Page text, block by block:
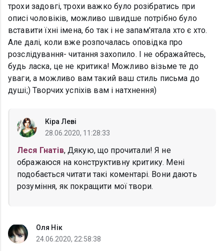
трохи задовгі, трохи важко було розібратись при
описі чоловіків, можливо швидше потрібно було
вставити їхні імена, бо так і не запам'ятала хто є хто.
Але далі, коли вже розпочалась оповідка про
розслідування- читання захопило. І не ображайтесь,
будь ласка, це не критика! Можливо візьме те до
уваги, а можливо вам такий ваш стиль письма до
душі;) Творчих успіхів вам і натхнення)
Кіра Леві
28.06.2020, 11:28:33
Леся Гнатів, Дякую, що прочитали! Я не
ображаюся на конструктивну критику. Мені
подобається читати такі коментарі. Вони дають
розуміння, як покращити мої твори.
Оля Нік
24.06.2020, 22:58:38